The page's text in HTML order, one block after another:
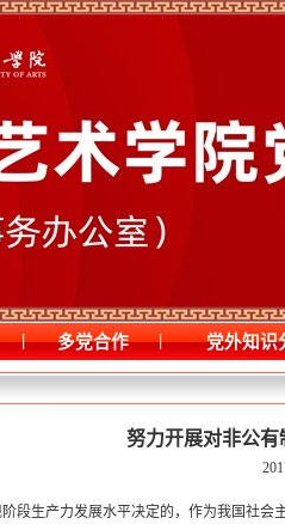
| 多党合作 | 党外知识
努力开展对非公
段生产力发展水平决定的，作为我国社